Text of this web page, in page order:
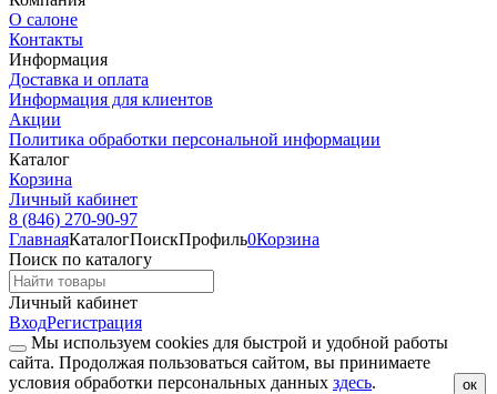
О салоне
Контакты
Информация
Доставка и оплата
Информация для клиентов
Акции
Политика обработки персональной информации
Каталог
Корзина
Личный кабинет
8 (846) 270-90-97
ГлавнаяКаталогПоискПрофиль0Корзина
Поиск по каталогу
Личный кабинет
ВходРегистрация
Мы используем cookies для быстрой и удобной работы
сайта. Продолжая пользоваться сайтом, вы принимаете
условия обработки персональных данных здесь. ок